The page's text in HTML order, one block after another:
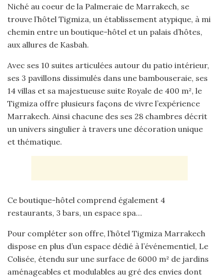
Niché au coeur de la Palmeraie de Marrakech, se
trouve l’hôtel Tigmiza, un établissement atypique, à mi
chemin entre un boutique-hôtel et un palais d’hôtes,
aux allures de Kasbah.
Avec ses 10 suites articulées autour du patio intérieur,
ses 3 pavillons dissimulés dans une bambouseraie, ses
14 villas et sa majestueuse suite Royale de 400 m², le
Tigmiza offre plusieurs façons de vivre l’expérience
Marrakech. Ainsi chacune des ses 28 chambres décrit
un univers singulier à travers une décoration unique
et thématique.
Ce boutique-hôtel comprend également 4
restaurants, 3 bars, un espace spa…
Pour compléter son offre, l’hôtel Tigmiza Marrakech
dispose en plus d’un espace dédié à l’événementiel, Le
Colisée, étendu sur une surface de 6000 m² de jardins
aménageables et modulables au gré des envies dont